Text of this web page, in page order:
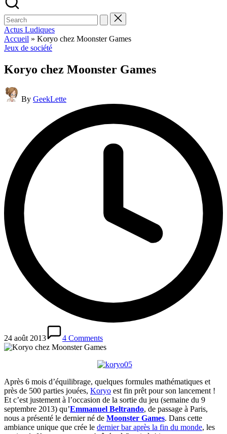
Search
for:
Actus Ludiques
Accueil » Koryo chez Moonster Games
Posted
Jeux de société
Koryo chez Moonster Games
Posted
by
By GeekLette
24 août 2013 4 Comments
Après 6 mois d’équilibrage, quelques formules mathématiques et
près de 500 parties jouées, Koryo est fin prêt pour son lancement !
Et c’est justement à l’occasion de la sortie du jeu (semaine du 9
septembre 2013) qu’Emmanuel Beltrando, de passage à Paris,
nous a présenté le dernier né de Moonster Games. Dans cette
ambiance unique que crée le dernier bar après la fin du monde, les